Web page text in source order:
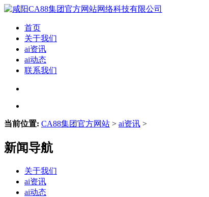
首页
关于我们
ai资讯
ai动态
联系我们
当前位置: CA88集团官方网站 > ai资讯 >
新闻导航
关于我们
ai资讯
ai动态